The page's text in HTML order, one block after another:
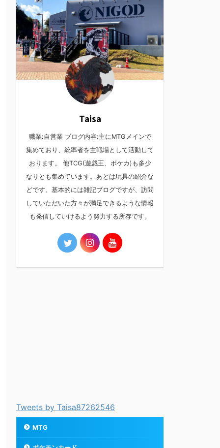
Taisa
職業:自営業 ブログ内容:主にMTGメインで
集めており、統率者を主戦場として活動して
おります。 他TCG(遊戯王、ポケカ)も多少
なりとも集めています。あとは玩具の紹介な
どです。基本的には雑記ブログですが、訪問
していただいた方々が満足できるような情報
も発信していけるよう努力する所存です。
Tweets by Taisa87262546
MTG